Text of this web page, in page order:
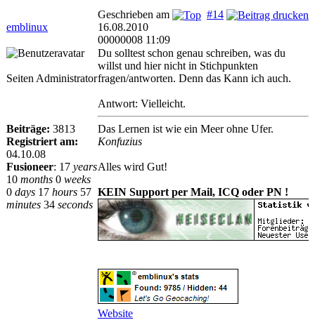
emblinux
#14
Geschrieben am
16.08.2010
00000008 11:09
Seiten Administrator
Beiträge: 3813
Registriert am:
04.10.08
Fusioneer: 17 years
10 months 0 weeks
0 days 17 hours 57
minutes 34 seconds
Du solltest schon genau schreiben, was du
willst und hier nicht in Stichpunkten
fragen/antworten. Denn das Kann ich auch.
Antwort: Vielleicht.
Das Lernen ist wie ein Meer ohne Ufer.
Konfuzius
Alles wird Gut!
KEIN Support per Mail, ICQ oder PN !
Website